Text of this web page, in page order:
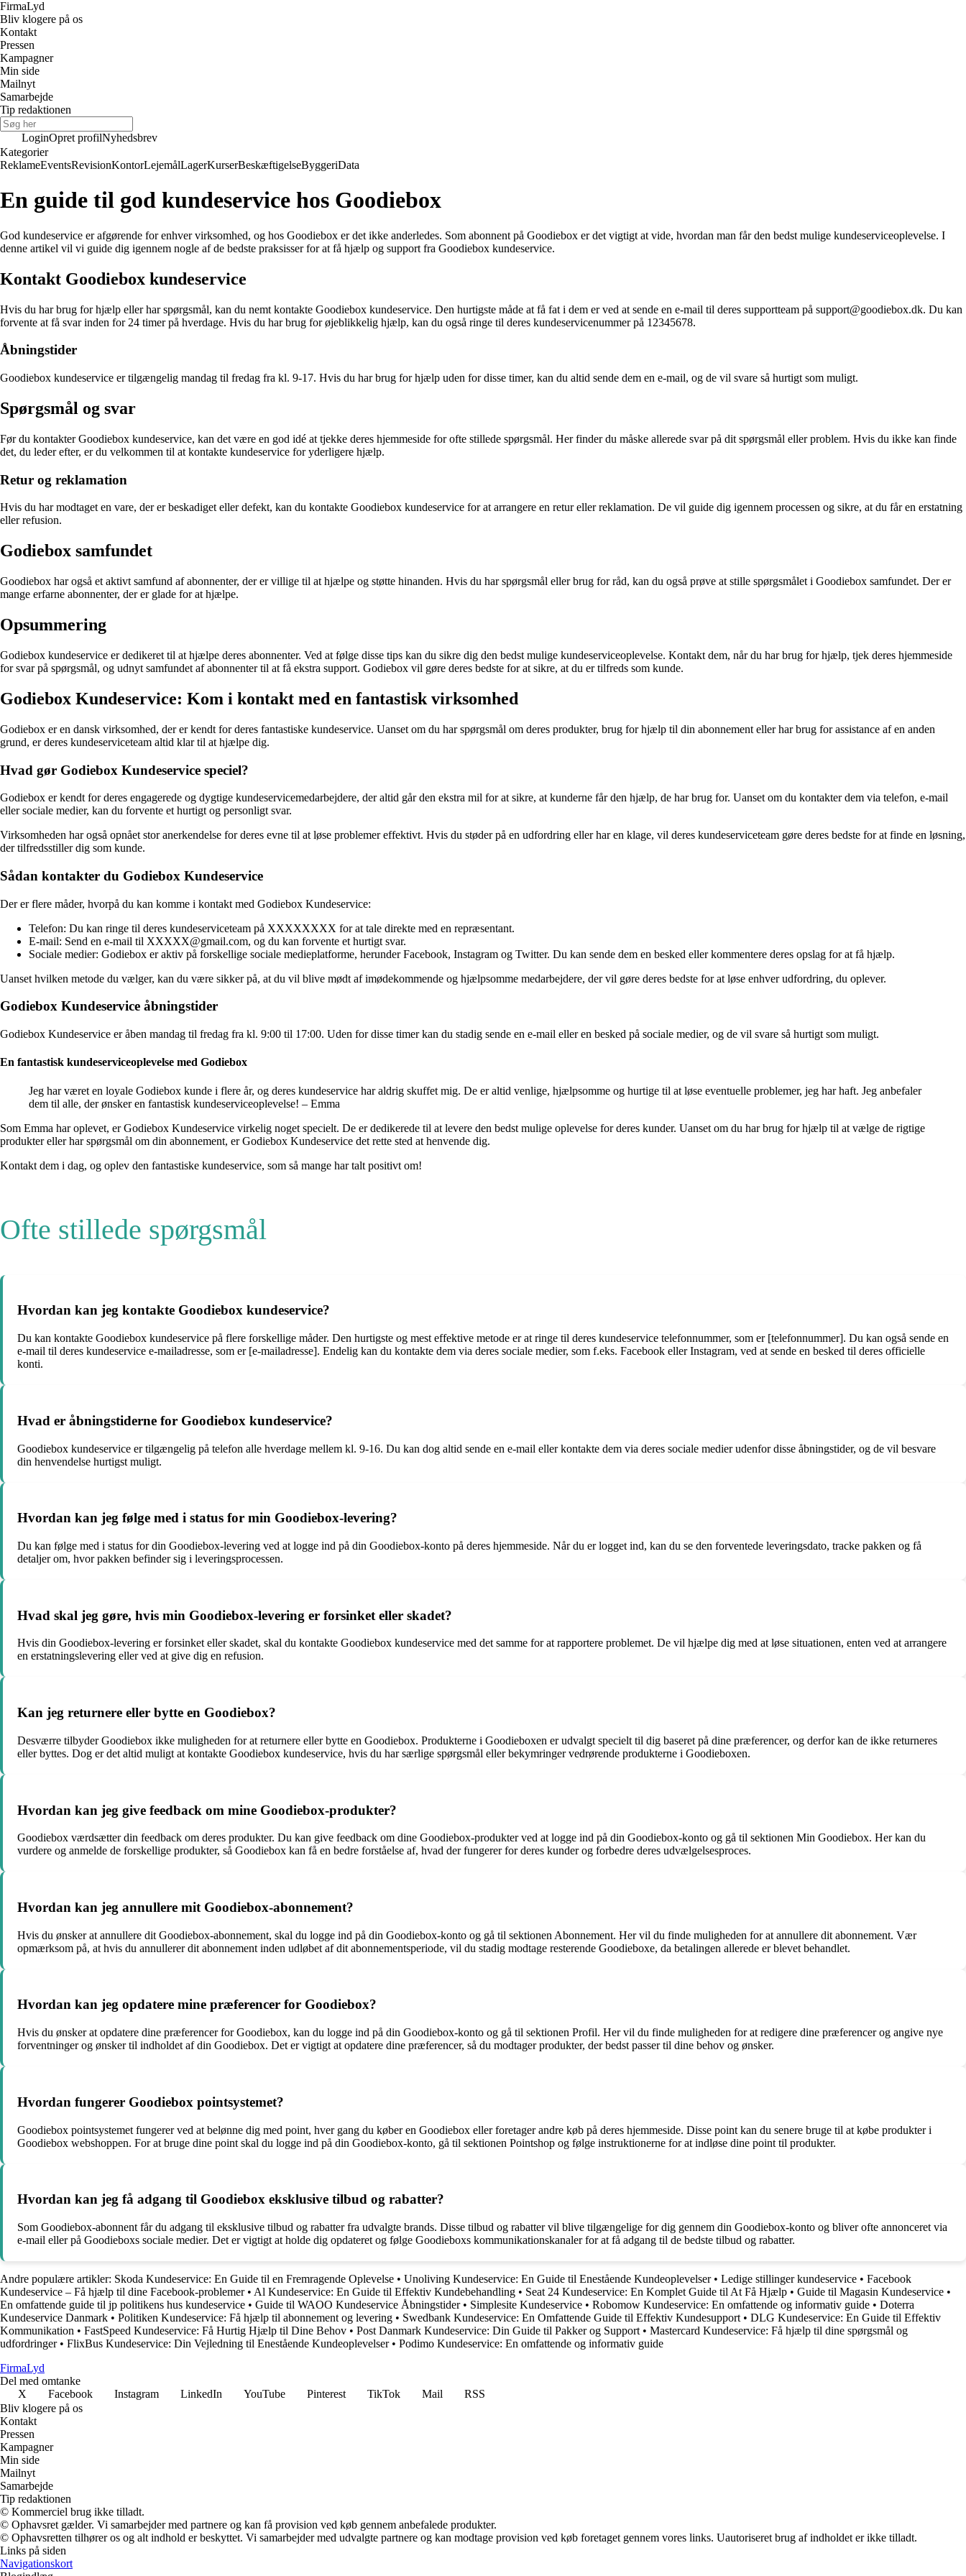
FirmaLyd
Bliv klogere på os
Kontakt
Pressen
Kampagner
Min side
Mailnyt
Samarbejde
Tip redaktionen
LoginOpret profilNyhedsbrev
Kategorier
ReklameEventsRevisionKontorLejemålLagerKurserBeskæftigelseByggeriData
En guide til god kundeservice hos Goodiebox
God kundeservice er afgørende for enhver virksomhed, og hos Goodiebox er det ikke anderledes. Som abonnent på Goodiebox er det vigtigt at vide, hvordan man får den bedst mulige kundeserviceoplevelse. I
denne artikel vil vi guide dig igennem nogle af de bedste praksisser for at få hjælp og support fra Goodiebox kundeservice.
Kontakt Goodiebox kundeservice
Hvis du har brug for hjælp eller har spørgsmål, kan du nemt kontakte Goodiebox kundeservice. Den hurtigste måde at få fat i dem er ved at sende en e-mail til deres supportteam på support@goodiebox.dk. Du kan
forvente at få svar inden for 24 timer på hverdage. Hvis du har brug for øjeblikkelig hjælp, kan du også ringe til deres kundeservicenummer på 12345678.
Åbningstider
Goodiebox kundeservice er tilgængelig mandag til fredag fra kl. 9-17. Hvis du har brug for hjælp uden for disse timer, kan du altid sende dem en e-mail, og de vil svare så hurtigt som muligt.
Spørgsmål og svar
Før du kontakter Goodiebox kundeservice, kan det være en god idé at tjekke deres hjemmeside for ofte stillede spørgsmål. Her finder du måske allerede svar på dit spørgsmål eller problem. Hvis du ikke kan finde
det, du leder efter, er du velkommen til at kontakte kundeservice for yderligere hjælp.
Retur og reklamation
Hvis du har modtaget en vare, der er beskadiget eller defekt, kan du kontakte Goodiebox kundeservice for at arrangere en retur eller reklamation. De vil guide dig igennem processen og sikre, at du får en erstatning
eller refusion.
Godiebox samfundet
Goodiebox har også et aktivt samfund af abonnenter, der er villige til at hjælpe og støtte hinanden. Hvis du har spørgsmål eller brug for råd, kan du også prøve at stille spørgsmålet i Goodiebox samfundet. Der er
mange erfarne abonnenter, der er glade for at hjælpe.
Opsummering
Godiebox kundeservice er dedikeret til at hjælpe deres abonnenter. Ved at følge disse tips kan du sikre dig den bedst mulige kundeserviceoplevelse. Kontakt dem, når du har brug for hjælp, tjek deres hjemmeside
for svar på spørgsmål, og udnyt samfundet af abonnenter til at få ekstra support. Godiebox vil gøre deres bedste for at sikre, at du er tilfreds som kunde.
Godiebox Kundeservice: Kom i kontakt med en fantastisk virksomhed
Godiebox er en dansk virksomhed, der er kendt for deres fantastiske kundeservice. Uanset om du har spørgsmål om deres produkter, brug for hjælp til din abonnement eller har brug for assistance af en anden
grund, er deres kundeserviceteam altid klar til at hjælpe dig.
Hvad gør Godiebox Kundeservice speciel?
Godiebox er kendt for deres engagerede og dygtige kundeservicemedarbejdere, der altid går den ekstra mil for at sikre, at kunderne får den hjælp, de har brug for. Uanset om du kontakter dem via telefon, e-mail
eller sociale medier, kan du forvente et hurtigt og personligt svar.
Virksomheden har også opnået stor anerkendelse for deres evne til at løse problemer effektivt. Hvis du støder på en udfordring eller har en klage, vil deres kundeserviceteam gøre deres bedste for at finde en løsning,
der tilfredsstiller dig som kunde.
Sådan kontakter du Godiebox Kundeservice
Der er flere måder, hvorpå du kan komme i kontakt med Godiebox Kundeservice:
Telefon: Du kan ringe til deres kundeserviceteam på XXXXXXXX for at tale direkte med en repræsentant.
E-mail: Send en e-mail til XXXXX@gmail.com, og du kan forvente et hurtigt svar.
Sociale medier: Godiebox er aktiv på forskellige sociale medieplatforme, herunder Facebook, Instagram og Twitter. Du kan sende dem en besked eller kommentere deres opslag for at få hjælp.
Uanset hvilken metode du vælger, kan du være sikker på, at du vil blive mødt af imødekommende og hjælpsomme medarbejdere, der vil gøre deres bedste for at løse enhver udfordring, du oplever.
Godiebox Kundeservice åbningstider
Godiebox Kundeservice er åben mandag til fredag ​​fra kl. 9:00 til 17:00. Uden for disse timer kan du stadig sende en e-mail eller en besked på sociale medier, og de vil svare så hurtigt som muligt.
En fantastisk kundeserviceoplevelse med Godiebox
Jeg har været en loyale Godiebox kunde i flere år, og deres kundeservice har aldrig skuffet mig. De er altid venlige, hjælpsomme og hurtige til at løse eventuelle problemer, jeg har haft. Jeg anbefaler
dem til alle, der ønsker en fantastisk kundeserviceoplevelse! – Emma
Som Emma har oplevet, er Godiebox Kundeservice virkelig noget specielt. De er dedikerede til at levere den bedst mulige oplevelse for deres kunder. Uanset om du har brug for hjælp til at vælge de rigtige
produkter eller har spørgsmål om din abonnement, er Godiebox Kundeservice det rette sted at henvende dig.
Kontakt dem i dag, og oplev den fantastiske kundeservice, som så mange har talt positivt om!
Ofte stillede spørgsmål
Hvordan kan jeg kontakte Goodiebox kundeservice?
Du kan kontakte Goodiebox kundeservice på flere forskellige måder. Den hurtigste og mest effektive metode er at ringe til deres kundeservice telefonnummer, som er [telefonnummer]. Du kan også sende en
e-mail til deres kundeservice e-mailadresse, som er [e-mailadresse]. Endelig kan du kontakte dem via deres sociale medier, som f.eks. Facebook eller Instagram, ved at sende en besked til deres officielle
konti.
Hvad er åbningstiderne for Goodiebox kundeservice?
Goodiebox kundeservice er tilgængelig på telefon alle hverdage mellem kl. 9-16. Du kan dog altid sende en e-mail eller kontakte dem via deres sociale medier udenfor disse åbningstider, og de vil besvare
din henvendelse hurtigst muligt.
Hvordan kan jeg følge med i status for min Goodiebox-levering?
Du kan følge med i status for din Goodiebox-levering ved at logge ind på din Goodiebox-konto på deres hjemmeside. Når du er logget ind, kan du se den forventede leveringsdato, tracke pakken og få
detaljer om, hvor pakken befinder sig i leveringsprocessen.
Hvad skal jeg gøre, hvis min Goodiebox-levering er forsinket eller skadet?
Hvis din Goodiebox-levering er forsinket eller skadet, skal du kontakte Goodiebox kundeservice med det samme for at rapportere problemet. De vil hjælpe dig med at løse situationen, enten ved at arrangere
en erstatningslevering eller ved at give dig en refusion.
Kan jeg returnere eller bytte en Goodiebox?
Desværre tilbyder Goodiebox ikke muligheden for at returnere eller bytte en Goodiebox. Produkterne i Goodieboxen er udvalgt specielt til dig baseret på dine præferencer, og derfor kan de ikke returneres
eller byttes. Dog er det altid muligt at kontakte Goodiebox kundeservice, hvis du har særlige spørgsmål eller bekymringer vedrørende produkterne i Goodieboxen.
Hvordan kan jeg give feedback om mine Goodiebox-produkter?
Goodiebox værdsætter din feedback om deres produkter. Du kan give feedback om dine Goodiebox-produkter ved at logge ind på din Goodiebox-konto og gå til sektionen Min Goodiebox. Her kan du
vurdere og anmelde de forskellige produkter, så Goodiebox kan få en bedre forståelse af, hvad der fungerer for deres kunder og forbedre deres udvælgelsesproces.
Hvordan kan jeg annullere mit Goodiebox-abonnement?
Hvis du ønsker at annullere dit Goodiebox-abonnement, skal du logge ind på din Goodiebox-konto og gå til sektionen Abonnement. Her vil du finde muligheden for at annullere dit abonnement. Vær
opmærksom på, at hvis du annullerer dit abonnement inden udløbet af dit abonnementsperiode, vil du stadig modtage resterende Goodieboxe, da betalingen allerede er blevet behandlet.
Hvordan kan jeg opdatere mine præferencer for Goodiebox?
Hvis du ønsker at opdatere dine præferencer for Goodiebox, kan du logge ind på din Goodiebox-konto og gå til sektionen Profil. Her vil du finde muligheden for at redigere dine præferencer og angive nye
forventninger og ønsker til indholdet af din Goodiebox. Det er vigtigt at opdatere dine præferencer, så du modtager produkter, der bedst passer til dine behov og ønsker.
Hvordan fungerer Goodiebox pointsystemet?
Goodiebox pointsystemet fungerer ved at belønne dig med point, hver gang du køber en Goodiebox eller foretager andre køb på deres hjemmeside. Disse point kan du senere bruge til at købe produkter i
Goodiebox webshoppen. For at bruge dine point skal du logge ind på din Goodiebox-konto, gå til sektionen Pointshop og følge instruktionerne for at indløse dine point til produkter.
Hvordan kan jeg få adgang til Goodiebox eksklusive tilbud og rabatter?
Som Goodiebox-abonnent får du adgang til eksklusive tilbud og rabatter fra udvalgte brands. Disse tilbud og rabatter vil blive tilgængelige for dig gennem din Goodiebox-konto og bliver ofte annonceret via
e-mail eller på Goodieboxs sociale medier. Det er vigtigt at holde dig opdateret og følge Goodieboxs kommunikationskanaler for at få adgang til de bedste tilbud og rabatter.
Andre populære artikler: Skoda Kundeservice: En Guide til en Fremragende Oplevelse • Unoliving Kundeservice: En Guide til Enestående Kundeoplevelser• Ledige stillinger kundeservice • Facebook
Kundeservice – Få hjælp til dine Facebook-problemer• Al Kundeservice: En Guide til Effektiv Kundebehandling • Seat 24 Kundeservice: En Komplet Guide til At Få Hjælp • Guide til Magasin Kundeservice •
En omfattende guide til jp politikens hus kundeservice • Guide til WAOO Kundeservice Åbningstider• Simplesite Kundeservice • Robomow Kundeservice: En omfattende og informativ guide • Doterra
Kundeservice Danmark • Politiken Kundeservice: Få hjælp til abonnement og levering • Swedbank Kundeservice: En Omfattende Guide til Effektiv Kundesupport • DLG Kundeservice: En Guide til Effektiv
Kommunikation • FastSpeed Kundeservice: Få Hurtig Hjælp til Dine Behov • Post Danmark Kundeservice: Din Guide til Pakker og Support • Mastercard Kundeservice: Få hjælp til dine spørgsmål og
udfordringer• FlixBus Kundeservice: Din Vejledning til Enestående Kundeoplevelser• Podimo Kundeservice: En omfattende og informativ guide
FirmaLyd
Del med omtanke
X
Facebook Instagram LinkedIn YouTube Pinterest TikTok Mail
RSS
Bliv klogere på os
Kontakt
Pressen
Kampagner
Min side
Mailnyt
Samarbejde
Tip redaktionen
© Kommerciel brug ikke tilladt.
© Ophavsret gælder. Vi samarbejder med partnere og kan få provision ved køb gennem anbefalede produkter.
© Ophavsretten tilhører os og alt indhold er beskyttet. Vi samarbejder med udvalgte partnere og kan modtage provision ved køb foretaget gennem vores links. Uautoriseret brug af indholdet er ikke tilladt.
Links på siden
Navigationskort